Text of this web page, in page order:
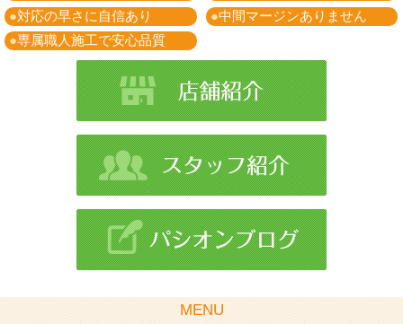
●対応の早さに自信あり ●中間マージンありません
●専属職人施工で安心品質
MENU